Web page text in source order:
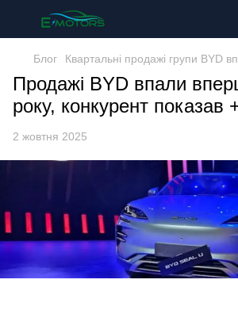
Блог Квартальні продажі групи BYD
Продажі BYD впали
року, конкурент показав
2 жовтня 2025